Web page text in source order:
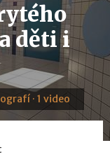
děti i
· 1 video